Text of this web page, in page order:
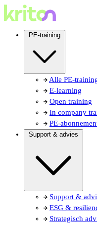
PE-training
Alle PE-
E-learning
Open training
In company
PE-
Support & advies
Support &
ESG &
Strategisch